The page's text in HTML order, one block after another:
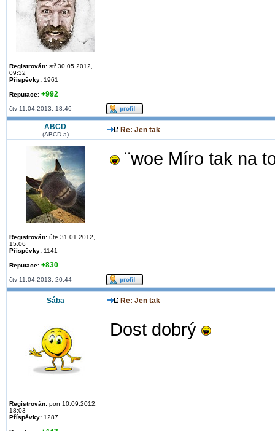
Registrován: stř 30.05.2012,
09:32
Příspěvky: 1961
Reputace: +992
čtv 11.04.2013, 18:46
ABCD
(ABCD-a)
Re: Jen tak
Registrován: úte 31.01.2012,
15:06
Příspěvky: 1141
Reputace: +830
¨woe Míro tak na
čtv 11.04.2013, 20:44
Sába Re: Jen tak
Registrován: pon 10.09.2012,
18:03
Příspěvky: 1287
Dost dobrý